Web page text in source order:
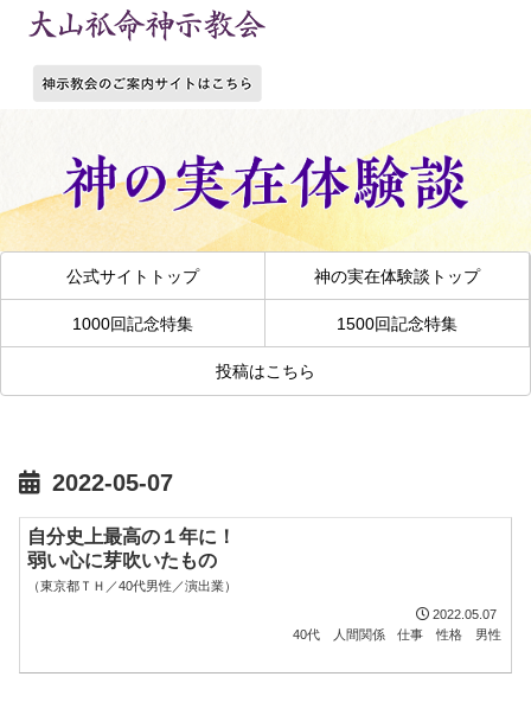
公式サイトトップ 神の実在体験談トップ
1000回記念特集 1500回記念特集
投稿はこちら
2022-05-07
自分史上最高の１年に！
弱い心に芽吹いたもの
（東京都ＴＨ／40代男性／演出業）
2022.05.07
40代
人間関係 仕事 性格 男性